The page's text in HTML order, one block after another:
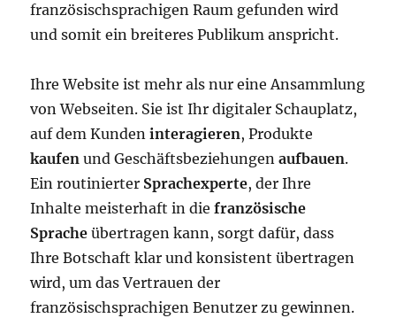
französischsprachigen Raum gefunden wird
und somit ein breiteres Publikum anspricht.
Ihre Website ist mehr als nur eine Ansammlung
von Webseiten. Sie ist Ihr digitaler Schauplatz,
auf dem Kundeninteragieren, Produkte
kaufen und Geschäftsbeziehungenaufbauen.
Ein routinierter Sprachexperte, der Ihre
Inhalte meisterhaft in diefranzösische
Sprache übertragen kann, sorgt dafür, dass
Ihre Botschaft klar und konsistent übertragen
wird, um das Vertrauen der
französischsprachigen Benutzer zu gewinnen.